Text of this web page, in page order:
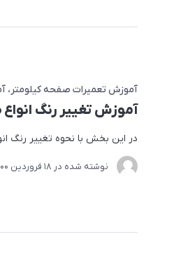
آموزش تعمیرات صفحه کیلومتر
آموزش تغییر رنگ
در این بخش با نحوه تغییر رنگ
نوشته شده در 18 فروردین 1400